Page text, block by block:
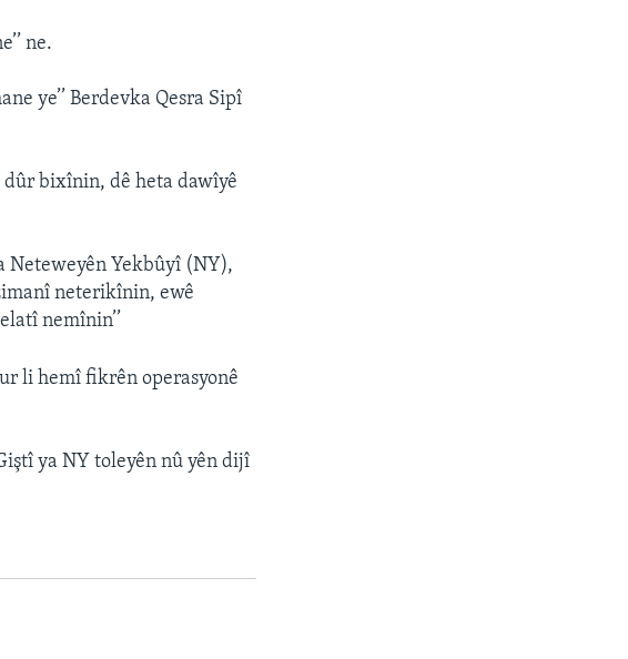
ne.
ye’’ Berdevka Qesra Sipî
bixînin, dê heta dawîyê
Neteweyên Yekbûyî (NY),
neterikînin, ewê
nemînin’’
li hemî fikrên operasyonê
ya NY toleyên nû yên dijî